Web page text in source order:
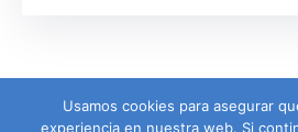
Usamos cookies para asegurar
experiencia en nuestra web. Si